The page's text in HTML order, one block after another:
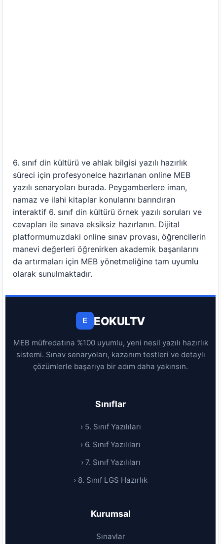
6. sınıf din kültürü ve ahlak bilgisi yazılı hazırlık
süreci için profesyonelce hazırlanan online MEB
yazılı senaryoları burada. Peygamberlere iman,
namaz ve ilahi kitaplar konularını barındıran
interaktif 6. sınıf din kültürü örnek yazılı soruları ve
cevapları ile sınava eksiksiz hazırlanın. Dijital
platformumuzdaki online sınav provası, öğrencilerin
manevi değerleri öğrenirken akademik başarılarını
da artırmaları için MEB yönetmeliğine tam uyumlu
olarak sunulmaktadır.
E EOKULTV
MEB müfredatına %100 uyumlu, yeni nesil yazılı hazırlık
sistemi. Sınav senaryoları, kazanım testleri ve detaylı
çözümlerle başarıya bir adım daha yakınsın.
Sınıflar
› 5. Sınıf Yazılıları
› 6. Sınıf Yazılıları
› 7. Sınıf Yazılıları
› 8. Sınıf LGS Hazırlık
Kurumsal
Sınavlar